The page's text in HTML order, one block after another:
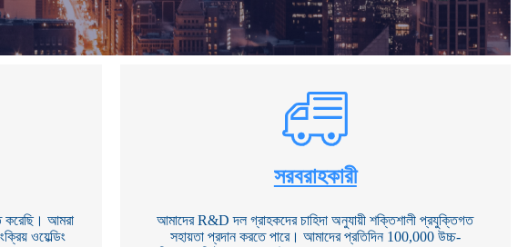
করেছি। আমরা
ওয়েল্ডিং
সরবরাহকারী
আমাদের R&D দল গ্রাহকদের চাহিদা অনুযায়ী শক্তিশালী প্রযুক্তিগত
সহায়তা প্রদান করতে পারে। আমাদের প্রতিদিন 100,000 উচ্চ-